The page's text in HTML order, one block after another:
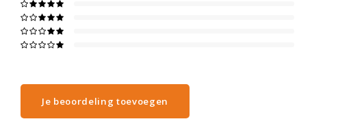
Je beoordeling toevoegen